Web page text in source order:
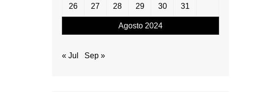
Agosto 2024
26 27 28 29 30 31
« Jul Sep »